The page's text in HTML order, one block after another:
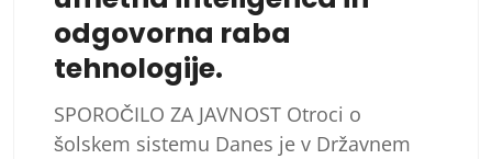
odgovorna raba
tehnologije.
SPOROČILO ZA JAVNOST Otroci o
šolskem sistemu Danes je v Državnem